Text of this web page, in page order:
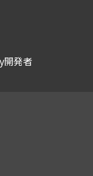
開発者